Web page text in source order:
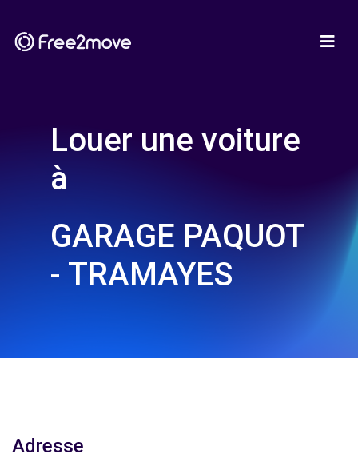
Louer une voiture
à
GARAGE PAQUOT
- TRAMAYES
Adresse